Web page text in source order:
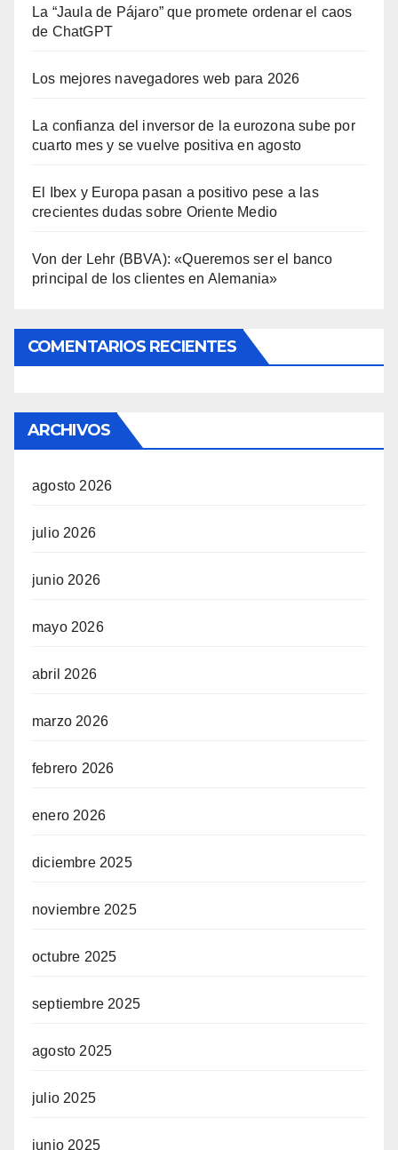
La “Jaula de Pájaro” que promete ordenar el caos
de ChatGPT
Los mejores navegadores web para 2026
La confianza del inversor de la eurozona sube por
cuarto mes y se vuelve positiva en agosto
El Ibex y Europa pasan a positivo pese a las
crecientes dudas sobre Oriente Medio
Von der Lehr (BBVA): «Queremos ser el banco
principal de los clientes en Alemania»
COMENTARIOS RECIENTES
ARCHIVOS
agosto 2026
julio 2026
junio 2026
mayo 2026
abril 2026
marzo 2026
febrero 2026
enero 2026
diciembre 2025
noviembre 2025
octubre 2025
septiembre 2025
agosto 2025
julio 2025
junio 2025